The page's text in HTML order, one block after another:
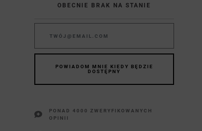
OBECNIE BRAK NA STANIE
POWIADOM MNIE KIEDY BĘDZIE
DOSTĘPNY
PONAD 4000 ZWERYFIKOWANYCH
OPINII